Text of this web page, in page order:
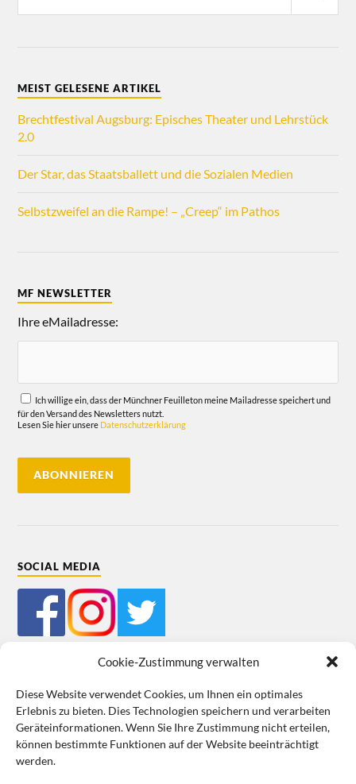
Cookie-Zustimmung verwalten
Diese Website verwendet Cookies, um Ihnen ein optimales
Erlebnis zu bieten. Dies Technologien speichern und verarbeiten
Geräteinformationen. Wenn Sie Ihre Zustimmung nicht erteilen,
können bestimmte Funktionen auf der Website beeinträchtigt
werden.
MEIST GELESENE ARTIKEL
Brechtfestival Augsburg: Episches Theater und Lehrstück
2.0
Der Star, das Staatsballett und die Sozialen Medien
Selbstzweifel an die Rampe! – „Creep“ im Pathos
MF NEWSLETTER
Ihre eMailadresse:
Ich willige ein, dass der Münchner Feuilleton meine Mailadresse speichert und
für den Versand des Newsletters nutzt.
Lesen Sie hier unsere Datenschutzerklärung
SOCIAL MEDIA
Mein Bestellkonto Kundeninformationen Datenschutz
Cookie-Richtlinie (EU) Impressum